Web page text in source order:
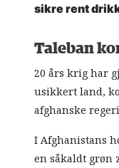
sikre rent
Taleban
20 års krig har
usikkert land,
afghanske
I Afghanistans
en såkaldt grøn